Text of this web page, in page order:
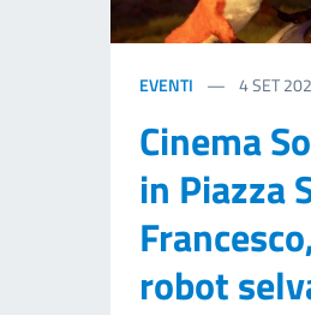
EVENTI 4SET
Cinema
in Piazza
robot